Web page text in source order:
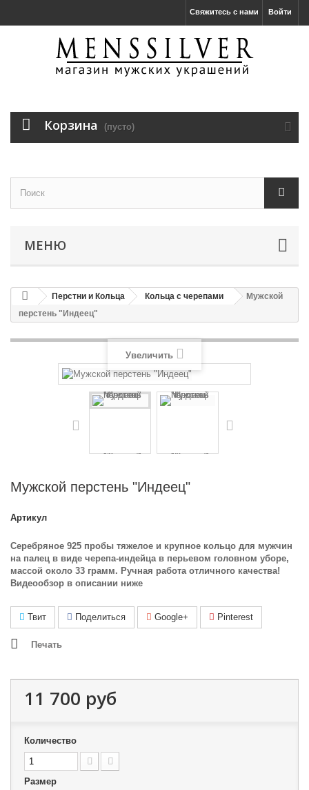
Войти
Свяжитесь с нами
Корзина (пусто)
МЕНЮ
Перстни и Кольца Кольца с черепами
Мужской
перстень "Индеец"
Увеличить
Мужской перстень "Индеец"
Артикул
Серебряное 925 пробы тяжелое и крупное кольцо для мужчин
на палец в виде черепа-индейца в перьевом головном уборе,
массой около 33 грамм. Ручная работа отличного качества!
Видеообзор в описании ниже
Твит Поделиться Google+ Pinterest
Печать
11 700 руб
Количество
Размер